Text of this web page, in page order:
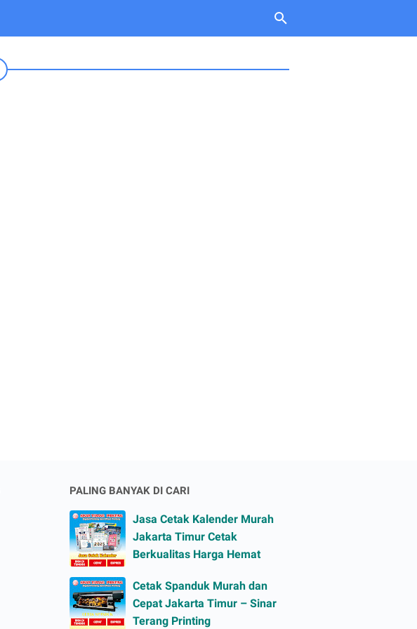
PALING BANYAK DI CARI
Jasa Cetak Kalender Murah
Jakarta Timur Cetak
Berkualitas Harga Hemat
Cetak Spanduk Murah dan
Cepat Jakarta Timur – Sinar
Terang Printing